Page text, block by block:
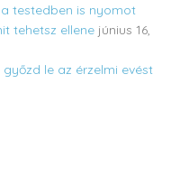
testedben is nyomot
tehetsz ellene június 16,
le az érzelmi evést